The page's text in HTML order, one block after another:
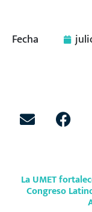
Fecha
La UMET
Congreso